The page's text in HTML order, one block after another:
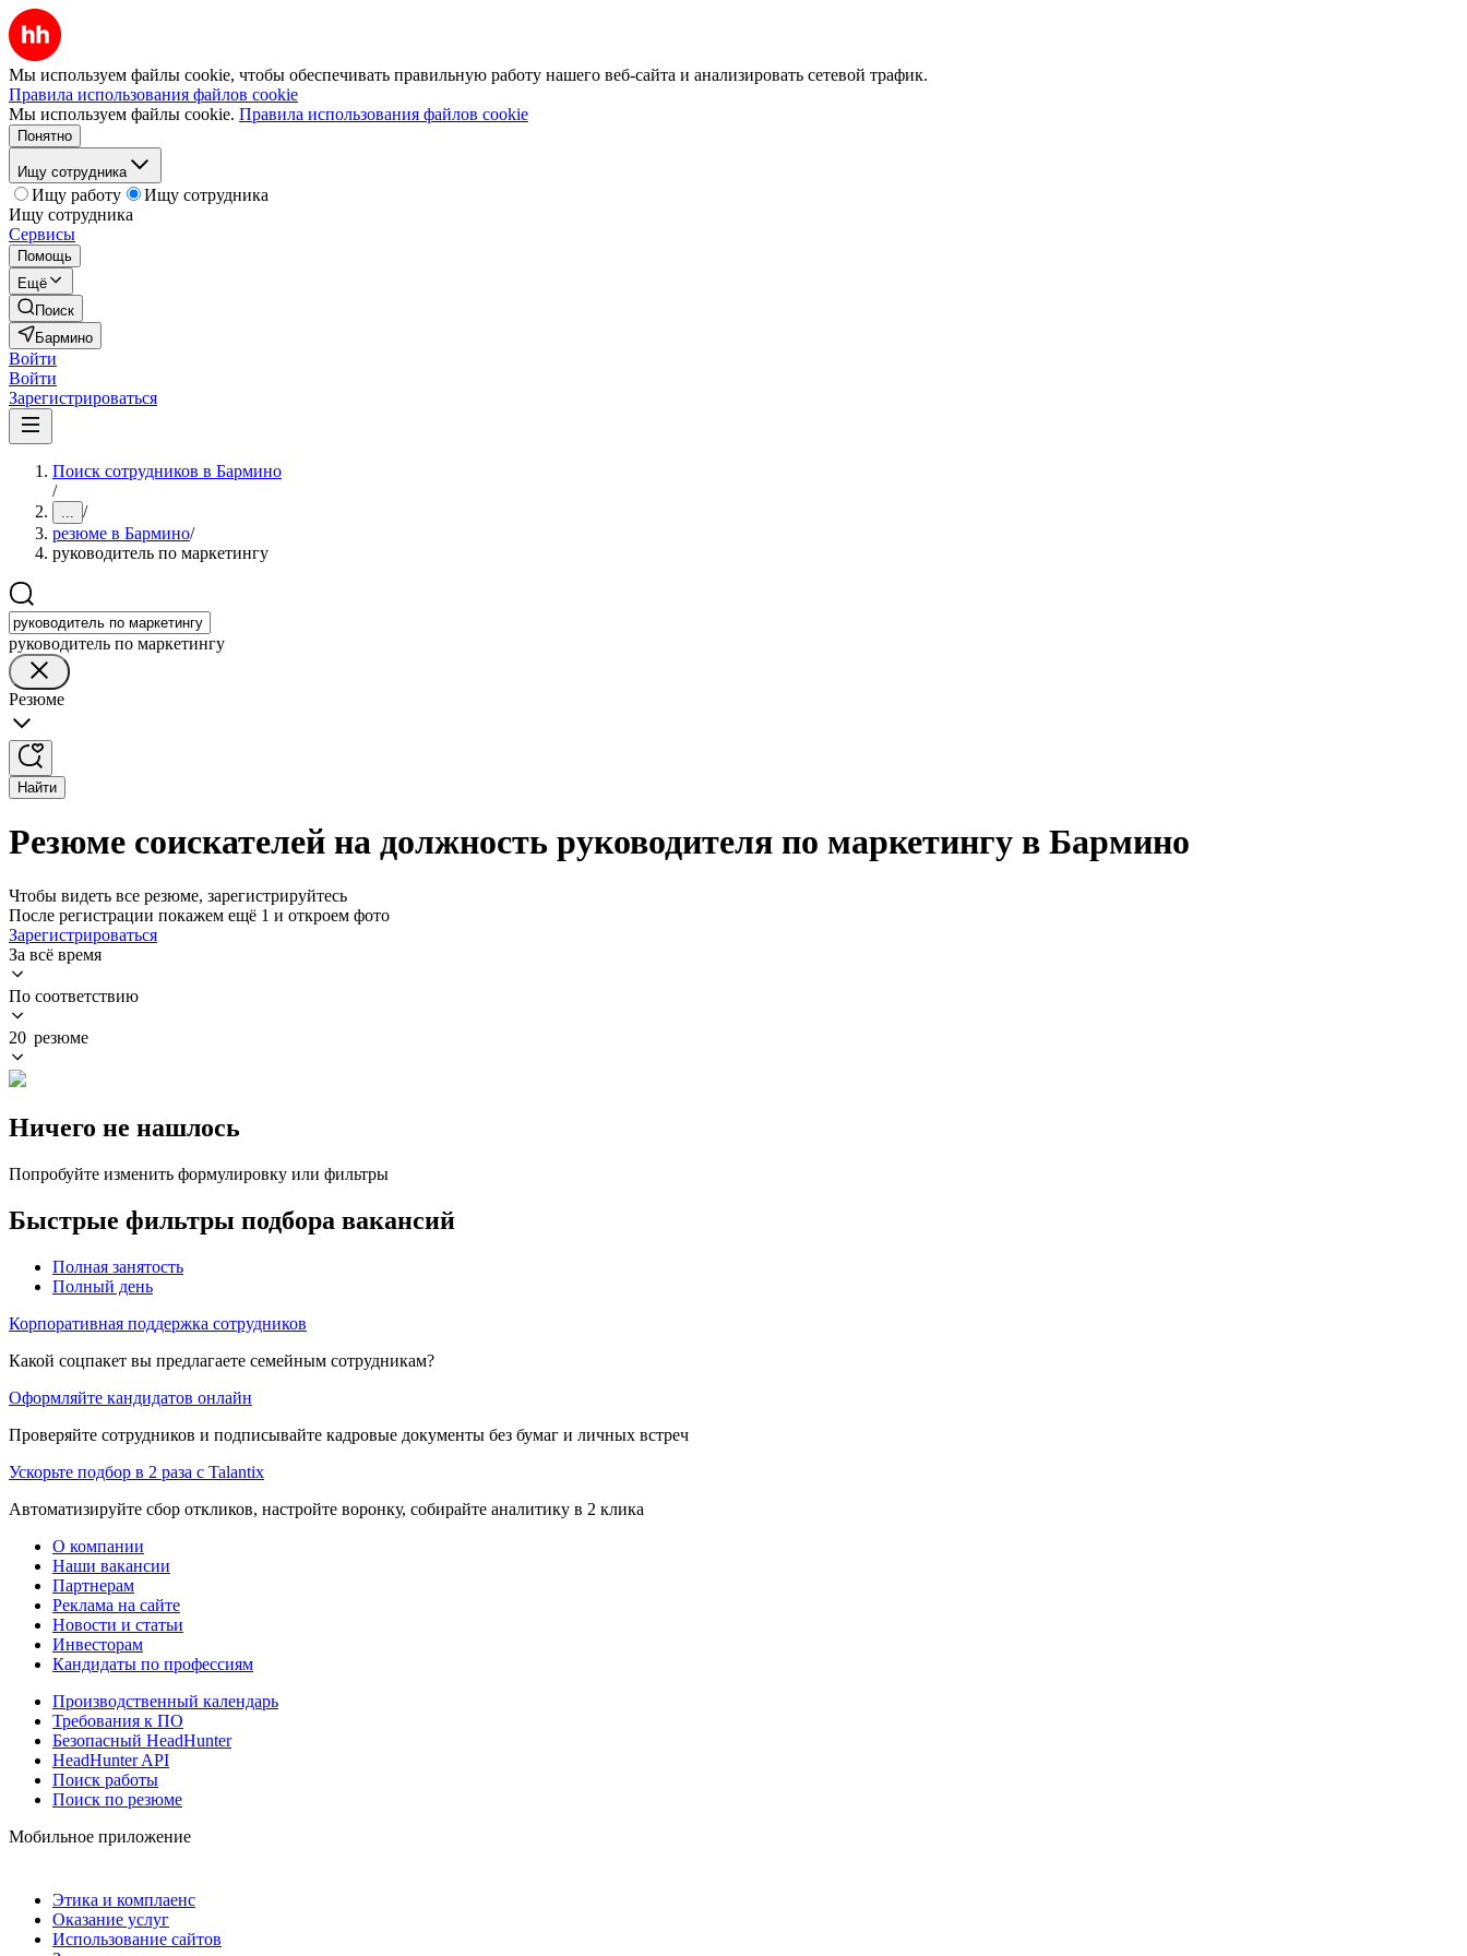
Мы используем файлы cookie, чтобы обеспечивать правильную работу нашего веб-сайта и анализировать сетевой трафик.
Правила использования файлов cookie
Мы используем файлы cookie. Правила использования файлов cookie
Понятно
Ищу сотрудника
Ищу работу
Ищу сотрудника
Ищу сотрудника
Сервисы
Помощь
Ещё
Поиск
Бармино
Войти
Войти
Зарегистрироваться
Поиск сотрудников в Бармино
/
... /
резюме в Бармино/
руководитель по маркетингу
руководитель по маркетингу
Резюме
Найти
Резюме соискателей на должность руководителя по маркетингу в Бармино
Чтобы видеть все резюме, зарегистрируйтесь
После регистрации покажем ещё 1 и откроем фото
Зарегистрироваться
За всё время
По соответствию
20 резюме
Ничего не нашлось
Попробуйте изменить формулировку или фильтры
Быстрые фильтры подбора вакансий
Полная занятость
Полный день
Корпоративная поддержка сотрудников
Какой соцпакет вы предлагаете семейным сотрудникам?
Оформляйте кандидатов онлайн
Проверяйте сотрудников и подписывайте кадровые документы без бумаг и личных встреч
Ускорьте подбор в 2 раза с Talantix
Автоматизируйте сбор откликов, настройте воронку, собирайте аналитику в 2 клика
О компании
Наши вакансии
Партнерам
Реклама на сайте
Новости и статьи
Инвесторам
Кандидаты по профессиям
Производственный календарь
Требования к ПО
Безопасный HeadHunter
HeadHunter API
Поиск работы
Поиск по резюме
Мобильное приложение
Этика и комплаенс
Оказание услуг
Использование сайтов